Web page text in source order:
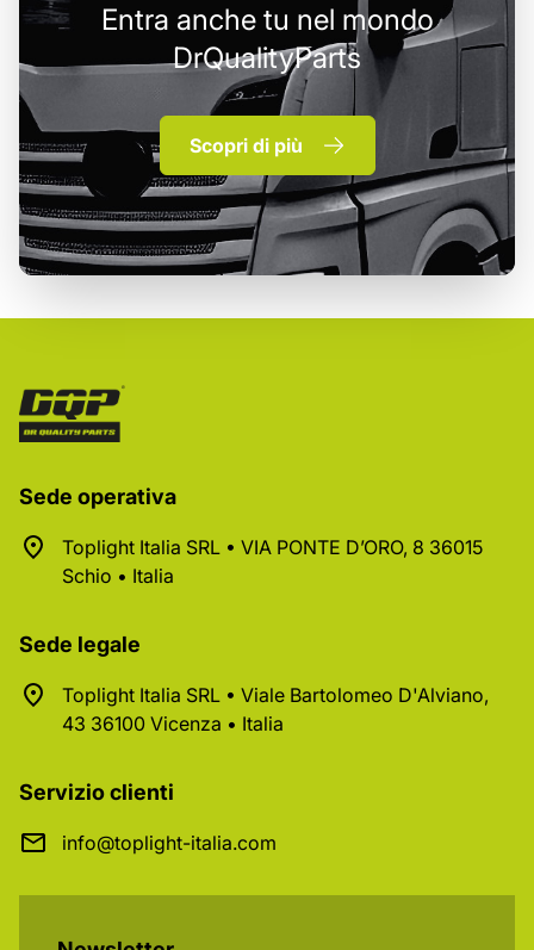
Entra anche tu nel mondo
DrQualityParts
Scopri di più
Sede operativa
Toplight Italia SRL • VIA PONTE D’ORO, 8 36015
Schio • Italia
Sede legale
Toplight Italia SRL • Viale Bartolomeo D'Alviano,
43 36100 Vicenza • Italia
Servizio clienti
info@toplight-italia.com